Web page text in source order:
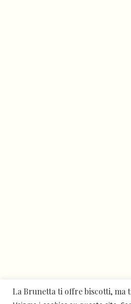
La Brunetta ti offre biscotti, ma